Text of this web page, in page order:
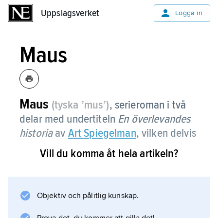
Uppslagsverket Logga in
Maus
Maus (tyska ’mus’), serieroman i två
delar med undertiteln En överlevandes
historiaav Art Spiegelman, vilken delvis
publicerades i tidskriften Raw 1980–91.
(1986; ”Min far blöder historia”) och
Vill du komma åt hela artikeln?
Objektiv och pålitlig kunskap.